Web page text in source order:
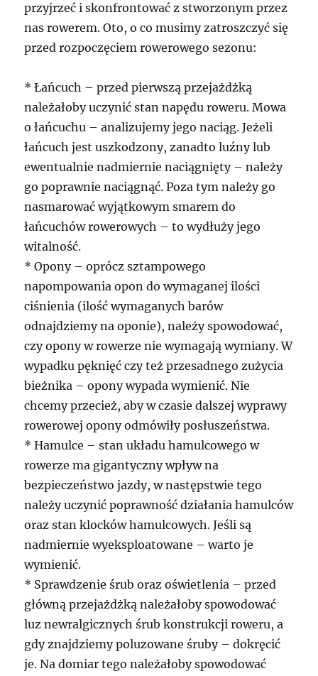
przyjrzeć i skonfrontować z stworzonym przez
nas rowerem. Oto, o co musimy zatroszczyć się
przed rozpoczęciem rowerowego sezonu:
* Łańcuch – przed pierwszą przejażdżką
należałoby uczynić stan napędu roweru. Mowa
o łańcuchu – analizujemy jego naciąg. Jeżeli
łańcuch jest uszkodzony, zanadto luźny lub
ewentualnie nadmiernie naciągnięty – należy
go poprawnie naciągnąć. Poza tym należy go
nasmarować wyjątkowym smarem do
łańcuchów rowerowych – to wydłuży jego
witalność.
* Opony – oprócz sztampowego
napompowania opon do wymaganej ilości
ciśnienia (ilość wymaganych barów
odnajdziemy na oponie), należy spowodować,
czy opony w rowerze nie wymagają wymiany. W
wypadku pęknięć czy też przesadnego zużycia
bieżnika – opony wypada wymienić. Nie
chcemy przecież, aby w czasie dalszej wyprawy
rowerowej opony odmówiły posłuszeństwa.
* Hamulce – stan układu hamulcowego w
rowerze ma gigantyczny wpływ na
bezpieczeństwo jazdy, w następstwie tego
należy uczynić poprawność działania hamulców
oraz stan klocków hamulcowych. Jeśli są
nadmiernie wyeksploatowane – warto je
wymienić.
* Sprawdzenie śrub oraz oświetlenia – przed
główną przejażdżką należałoby spowodować
luz newralgicznych śrub konstrukcji roweru, a
gdy znajdziemy poluzowane śruby – dokręcić
je. Na domiar tego należałoby spowodować